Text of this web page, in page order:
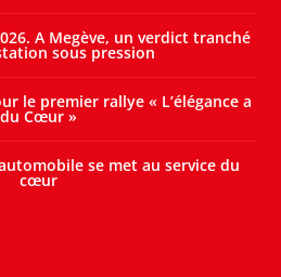
A Megève, un verdict tranché
sous pression
le premier rallye « L’élégance a
du Cœur »
se met au service du
cœur